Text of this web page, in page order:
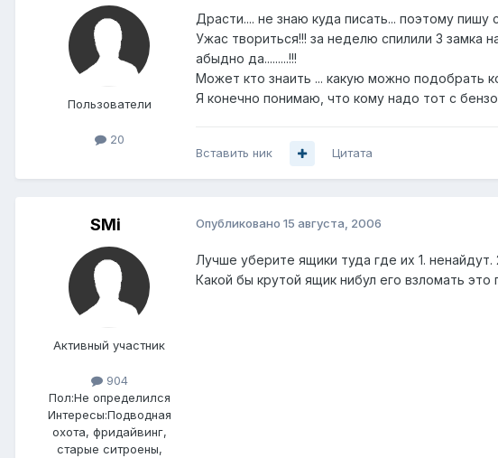
Пользователи
20
Драсти.... не знаю куда писать... поэтому пишу
Ужас твориться!!! за неделю спилили 3 замка
абыдно да.........!!!
Может кто знаить ... какую можно подобрать
Я конечно понимаю, что кому надо тот с
Вставить ник Цитата
SMi
Активный участник
904
Пол:Не определился
Интересы:Подводная
охота, фридайвинг,
старые ситроены,
Опубликовано 15 августа, 2006
Лучше уберите ящики туда где их 1. ненайдут.
Какой бы крутой ящик нибул его взломать